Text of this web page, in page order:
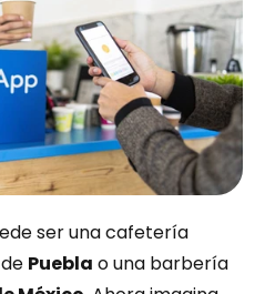
ser una cafetería
Puebla o una barbería